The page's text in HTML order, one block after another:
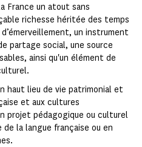
France un atout sans
richesse héritée des temps
un instrument
partage social, une source
ainsi qu'un élément de
haut lieu de vie patrimonial et
et aux cultures
projet pédagogique ou culturel
la langue française ou en